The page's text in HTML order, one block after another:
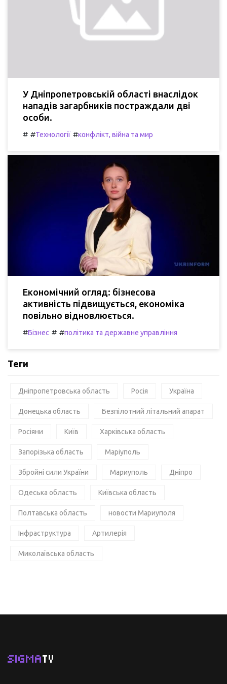
У Дніпропетровській області внаслідок
нападів загарбників постраждали дві
особи.
# #Технології #конфлікт, війна та мир
Економічний огляд: бізнесова
активність підвищується, економіка
повільно відновлюється.
#Бізнес # #політика та державне управління
Теги
Дніпропетровська область Росія Україна
Донецька область Безпілотний літальний апарат
Росіяни Київ Харківська область
Запорізька область Маріуполь
Збройні сили України Мариуполь Дніпро
Одеська область Київська область
Полтавська область новости Мариуполя
Інфраструктура Артилерія
Миколаївська область
SIGMATV